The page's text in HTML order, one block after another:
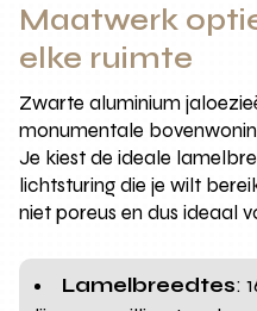
Maatwerk
elke ruimte
Zwarte aluminium
monumentale
Je kiest de ideale
lichtsturing die je wilt
niet poreus en dus ideaal
Lamelbreedtes: